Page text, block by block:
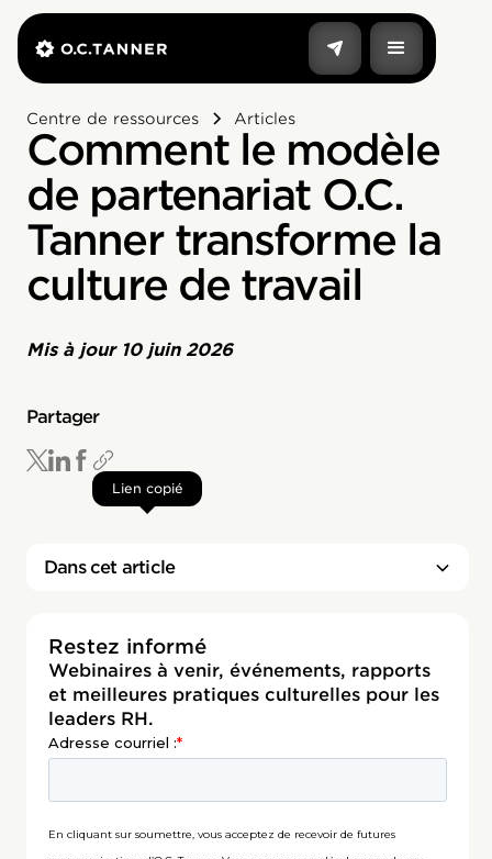
Centre de ressources Articles
Comment le modèle
de partenariat O.C.
Tanner transforme la
culture de travail
Mis à jour 10 juin 2026
Partager
Lien copié
Dans cet article
Restez informé
Webinaires à venir, événements, rapports
et meilleures pratiques culturelles pour les
leaders RH.